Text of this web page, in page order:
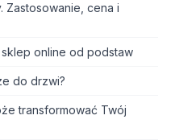
Zastosowanie, cena i
online od podstaw
do drzwi?
transformować Twój